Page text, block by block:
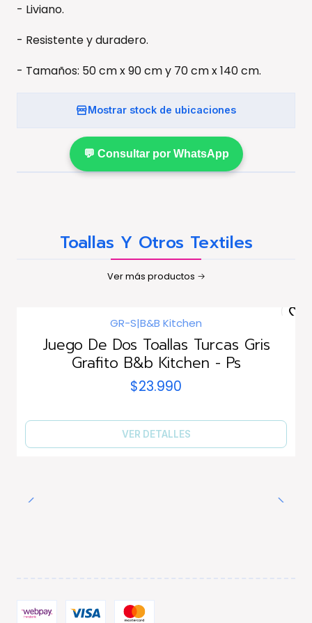
- Liviano.
- Resistente y duradero.
- Tamaños: 50 cm x 90 cm y 70 cm x 140 cm.
Mostrar stock de ubicaciones
💬 Consultar por WhatsApp
Toallas Y Otros Textiles
Ver más productos
GR-S|B&B Kitchen
Juego De Dos Toallas Turcas Gris
Grafito B&b Kitchen - Ps
$23.990
VER DETALLES